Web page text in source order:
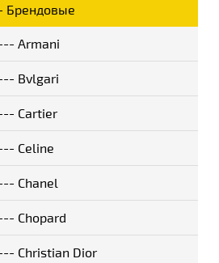
Брендовые
Armani
Bvlgari
Cartier
Celine
Chanel
Chopard
Christian Dior